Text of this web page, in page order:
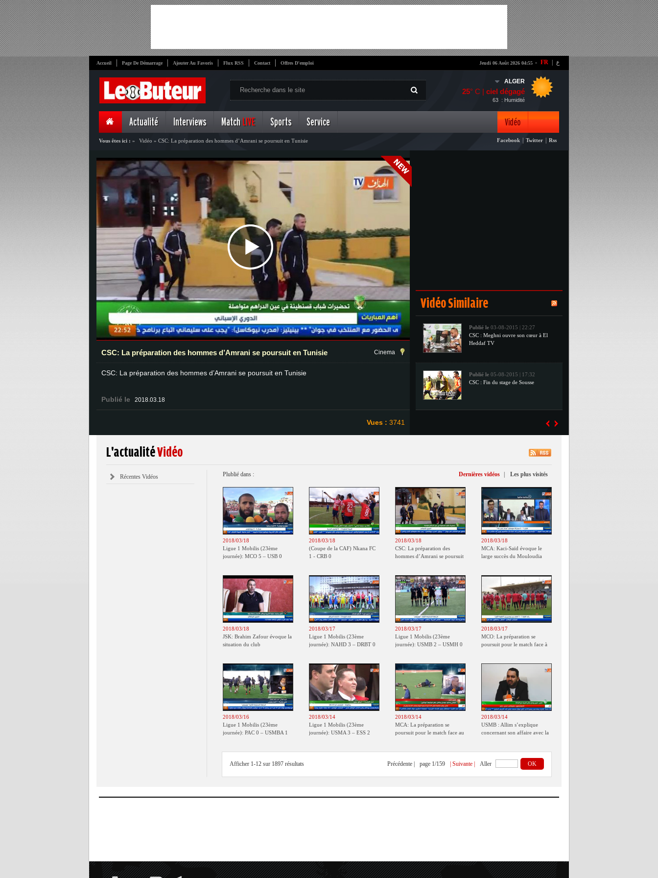
- FR ع Accueil Page De Démarrage Ajouter Au Favoris Flux RSS Contact Offres D'emploi Jeudi 06 Août 2026 04:55
ALGER
25° C | ciel dégagé
: Humidité
63
Actualité Interviews Match LIVE Sports Service Vidéo
Photo
Vous êtes ici : » Vidéo » CSC: La préparation des hommes d’Amrani se poursuit en Tunisie Facebook Twitter Rss
CSC: La préparation des hommes d’Amrani se poursuit en Tunisie Cinema
CSC: La préparation des hommes d’Amrani se poursuit en Tunisie
Publié le 2018.03.18
Vues : 3741
Vidéo Similaire
CSC : Meghni ouvre son cœur à El
Heddaf TV
Publié le 05-08-2015 | 17:32
CSC : Fin du stage de Sousse
Publié le 13-08-2015 | 15:25
CSC : Le Chabeb prêt pour le début
L'actualitéVidéo
Récentes Vidéos Plublié dans : Dernières vidéos Les plus visités
2018/03/18
Ligue 1 Mobilis (23ème
journée): MCO 5 – USB 0
2018/03/18
(Coupe de la CAF) Nkana FC
1 - CRB 0
2018/03/18
CSC: La préparation des
hommes d’Amrani se poursuit
2018/03/18
MCA: Kaci-Saïd évoque le
large succès du Mouloudia
2018/03/18
JSK: Brahim Zafour évoque la
situation du club
2018/03/17
Ligue 1 Mobilis (23ème
journée): NAHD 3 – DRBT 0
2018/03/17
Ligue 1 Mobilis (23ème
journée): USMB 2 – USMH 0
2018/03/17
MCO: La préparation se
poursuit pour le match face à
2018/03/16
Ligue 1 Mobilis (23ème
journée): PAC 0 – USMBA 1
2018/03/14
Ligue 1 Mobilis (23ème
journée): USMA 3 – ESS 2
2018/03/14
MCA: La préparation se
poursuit pour le match face au
2018/03/14
USMB : Allim s’explique
concernant son affaire avec la
Afficher 1-12 sur 1897 résultats Précédente | page 1/159 | Suivante | Aller OK